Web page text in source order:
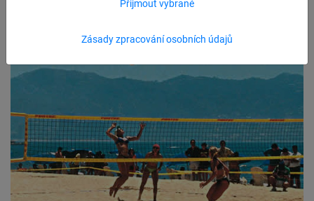
Zásady zpracování osobních údajů
Přijmout vybrané